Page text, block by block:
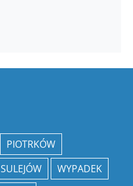
PIOTRKÓW
SULEJÓW
WYPADEK